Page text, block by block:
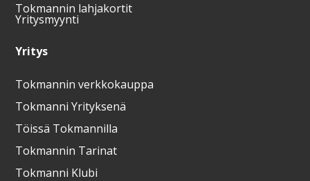
Tokmannin lahjakortit
Yritysmyynti
Yritys
Tokmannin verkkokauppa
Tokmanni Yrityksenä
Töissä Tokmannilla
Tokmannin Tarinat
Tokmanni Klubi